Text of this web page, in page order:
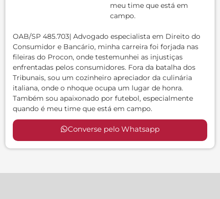
meu time que está em
campo.
OAB/SP 485.703| Advogado especialista em Direito do
Consumidor e Bancário, minha carreira foi forjada nas
fileiras do Procon, onde testemunhei as injustiças
enfrentadas pelos consumidores. Fora da batalha dos
Tribunais, sou um cozinheiro apreciador da culinária
italiana, onde o nhoque ocupa um lugar de honra.
Também sou apaixonado por futebol, especialmente
quando é meu time que está em campo.
Converse pelo Whatsapp